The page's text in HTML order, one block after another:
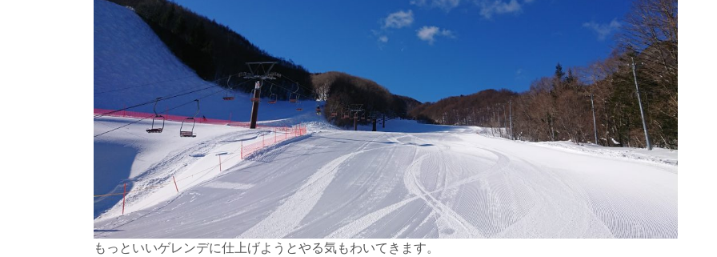
もっといいゲレンデに仕上げようとやる気もわいてきます。